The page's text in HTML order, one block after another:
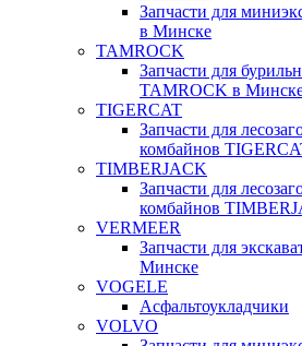
Запчасти для
в Минске
TAMROCK
Запчасти для
TAMROCK в
TIGERCAT
Запчасти для
комбайнов
TIMBERJACK
Запчасти для
комбайнов
VERMEER
Запчасти для
Минске
VOGELE
Асфальтоукладчики
VOLVO